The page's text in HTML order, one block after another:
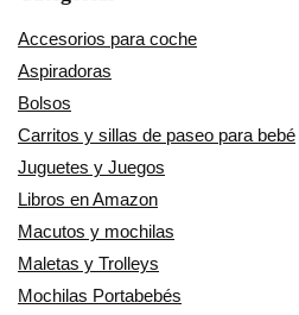
Accesorios para coche
Aspiradoras
Bolsos
Carritos y sillas de paseo para bebé
Juguetes y Juegos
Libros en Amazon
Macutos y mochilas
Maletas y Trolleys
Mochilas Portabebés